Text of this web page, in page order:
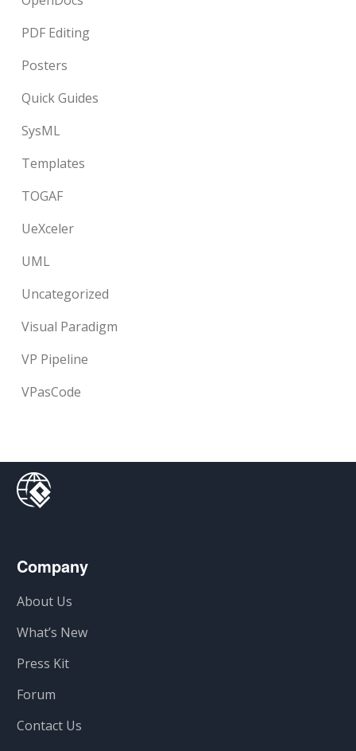
PDF Editing
Posters
Quick Guides
SysML
Templates
TOGAF
UeXceler
UML
Uncategorized
Visual Paradigm
VP Pipeline
VPasCode
Company
About Us
What’s New
Press Kit
Forum
Contact Us